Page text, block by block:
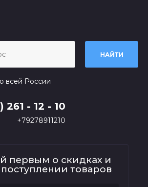
НАЙТИ
261 - 12 - 10
+79278911210
всей России
первым о скидках и
товаров